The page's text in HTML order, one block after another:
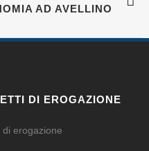
AD AVELLINO
DI EROGAZIONE
di erogazione